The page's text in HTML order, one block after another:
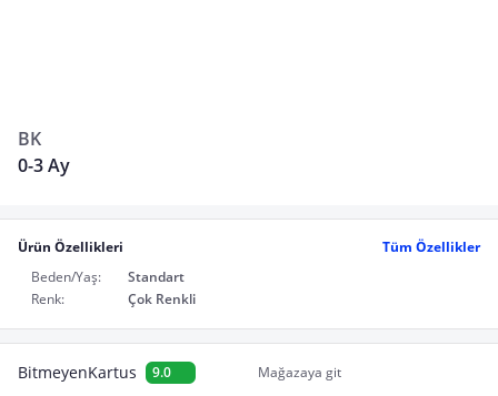
BK
0-3 Ay
Ürün Özellikleri
Tüm Özellikler
Beden/Yaş:
Standart
Renk:
Çok Renkli
BitmeyenKartus 9.0 Mağazaya git